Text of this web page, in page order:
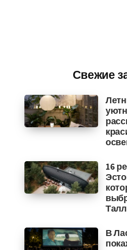
Свежие
16
В